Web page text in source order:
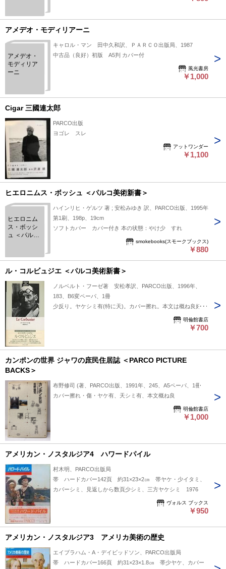
アメデオ・モディリアーニ
アメデオ・
モディリア
ーニ
キャロル・マン 田中久和訳、ＰＡＲＣＯ出版局、1987
中古品（良好）初版 A5判 カバー付
風光書房
￥1,000
Cigar 三國連太郎
PARCO出版
ヨゴレ スレ
アットワンダー
￥1,100
ヒエロニムス・ボッシュ ＜パルコ美術新書＞
ヒエロニム
ス・ボッシ
ュ ＜パルコ
ハインリヒ・ゲルツ 著 ; 安松みゆき 訳、PARCO出版、1995年
第1刷、198p、19cm
ソフトカバー カバー付き 本の状態：やけ少 すれ
smokebooks(スモークブックス)
￥880
ル・コルビュジエ ＜パルコ美術新書＞
ノルベルト・フーゼ著 安松孝訳、PARCO出版、1996年、
183、B6変ペーパ、1冊
少反り。ヤケシミ有(特に天)。カバー擦れ。本文は概ね良好。
明倫館書店
￥700
カンポンの世界 ジャワの庶民住居誌 ＜PARCO PICTURE
BACKS＞
布野修司 (著、PARCO出版、1991年、245、A5ペーパ、1冊
カバー擦れ・傷・ヤケ有、天シミ有、本文概ね良
明倫館書店
￥1,000
アメリカン・ノスタルジア4 ハワードパイル
村木明、PARCO出版局
帯 ハードカバー142頁 約31×23×2㎝ 帯ヤケ・少イタミ、
カバーシミ、見返しから数頁少シミ、三方ヤケシミ 1976
ヴォルス ブックス
￥950
アメリカン・ノスタルジア3 アメリカ美術の歴史
エイブラハム・A・デイビッドソン、PARCO出版局
帯 ハードカバー166頁 約31×23×1.8㎝ 帯少ヤケ、カバー